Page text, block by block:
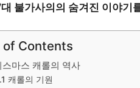
불가사의의 숨겨진 이야기
of Contents
스마스 캐롤의 역사
캐롤의 기원